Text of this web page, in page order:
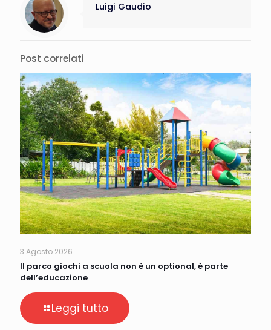
Luigi Gaudio
Post correlati
3 Agosto 2026
Il parco giochi a scuola non è un optional, è parte
dell’educazione
Leggi tutto